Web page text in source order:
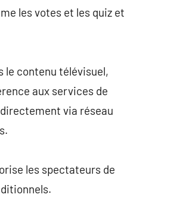
les votes et les quiz et
le contenu télévisuel,
aux services de
via réseau
les spectateurs de